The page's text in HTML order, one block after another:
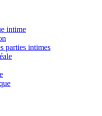
intime
parties intimes